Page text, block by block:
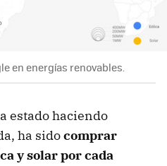
en energías renovables.
estado haciendo
ha sidocomprar
y solar por cada